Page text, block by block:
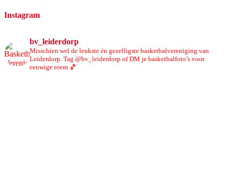
Instagram
bv_leiderdorp
Misschien wel de leukste én gezelligste basketbalvereniging van
Leiderdorp. Tag @bv_leiderdorp of DM je basketbalfoto’s voor
eeuwige roem 🏀